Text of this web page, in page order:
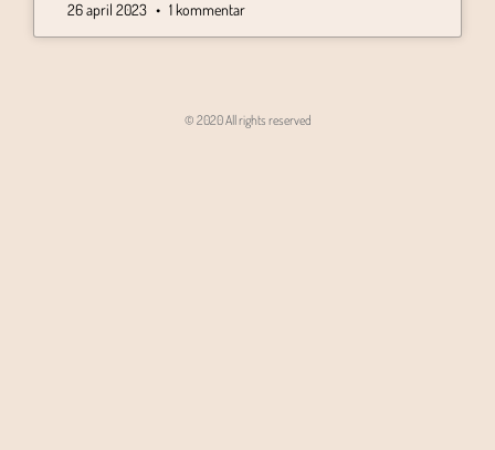
26 april 2023 1 kommentar
© 2020 All rights reserved